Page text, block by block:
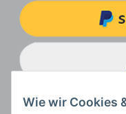
Wie wir Cookies